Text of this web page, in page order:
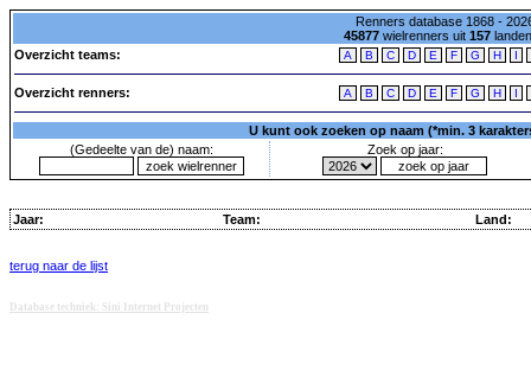
Renners database 1868 -
45877wielrenners uit 157
Overzicht teams:
A B C D E F G H I
Overzicht renners: A B C D E F G H I
U kunt ook zoeken op naam (*min. 3
(Gedeelte van de) naam:
Zoek op jaar:
Jaar: Team: Land:
terug naar de lijst
Database techniek: Sini Internet Projecten